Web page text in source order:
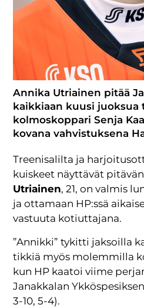
Annika Utriainen pitää
kaikkiaan kuusi juoksua
kolmoskoppari Senja
kovana vahvistuksena
Treenisalilta ja
kuiskeet näyttävät
Utriainen, 21, on valmis
ja ottamaan HP:ssä
vastuuta kotiuttajana.
”Annikki” tykitti jaksoilla
tikkiä myös molemmilla
kun HP kaatoi viime
Janakkalan
3-10, 5-4).